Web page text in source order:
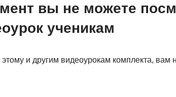
вы не можете
ученикам
этому и другим видеоурокам комплекта, вам